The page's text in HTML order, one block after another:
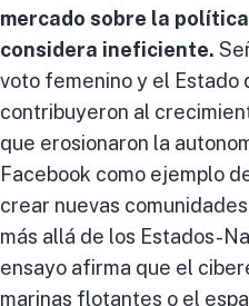
mercado sobre la
considera ineficiente.
voto femenino y el Estado
contribuyeron al
que erosionaron la
Facebook como ejemplo
crear nuevas
más allá de los Estados-
ensayo afirma que el
marinas flotantes o el